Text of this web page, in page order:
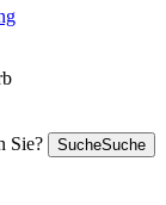
Sie?
SucheSuche